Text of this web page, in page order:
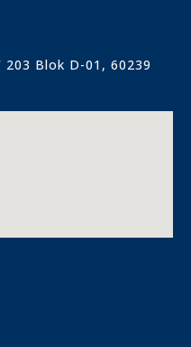
203 Blok D-01, 60239